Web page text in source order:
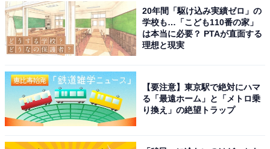
20年間「駆け込み実績ゼロ」の
学校も…「こども110番の家」
は本当に必要？ PTAが直面する
理想と現実
【要注意】東京駅で絶対にハマ
る「最遠ホーム」と「メトロ乗
り換え」の絶望トラップ